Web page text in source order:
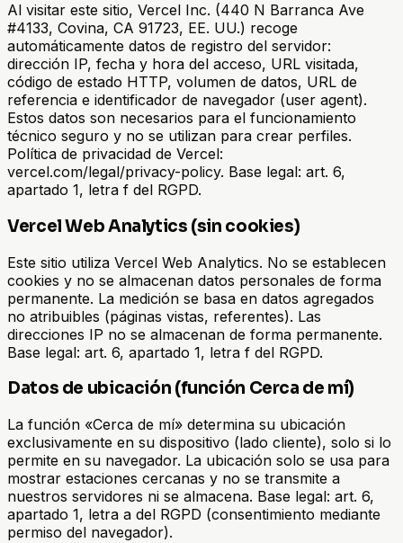
Al visitar este sitio, Vercel Inc. (440 N Barranca Ave
#4133, Covina, CA 91723, EE. UU.) recoge
automáticamente datos de registro del servidor:
dirección IP, fecha y hora del acceso, URL visitada,
código de estado HTTP, volumen de datos, URL de
referencia e identificador de navegador (user agent).
Estos datos son necesarios para el funcionamiento
técnico seguro y no se utilizan para crear perfiles.
Política de privacidad de Vercel:
vercel.com/legal/privacy-policy. Base legal: art. 6,
apartado 1, letra f del RGPD.
Vercel Web Analytics (sin cookies)
Este sitio utiliza Vercel Web Analytics. No se establecen
cookies y no se almacenan datos personales de forma
permanente. La medición se basa en datos agregados
no atribuibles (páginas vistas, referentes). Las
direcciones IP no se almacenan de forma permanente.
Base legal: art. 6, apartado 1, letra f del RGPD.
Datos de ubicación (función Cerca de mí)
La función «Cerca de mí» determina su ubicación
exclusivamente en su dispositivo (lado cliente), solo si lo
permite en su navegador. La ubicación solo se usa para
mostrar estaciones cercanas y no se transmite a
nuestros servidores ni se almacena. Base legal: art. 6,
apartado 1, letra a del RGPD (consentimiento mediante
permiso del navegador).